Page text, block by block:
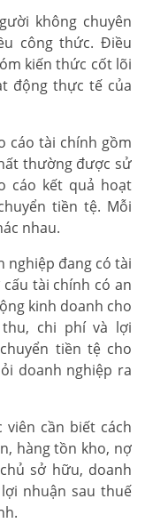
không chuyên
công thức. Điều
kiến thức cốt lõi
động thực tế của
cáo tài chính gồm
thường được sử
cáo kết quả hoạt
tiền tệ. Mỗi
nhau.
nghiệp đang có tài
tài chính có an
kinh doanh cho
chi phí và lợi
tiền tệ cho
doanh nghiệp ra
cần biết cách
hàng tồn kho, nợ
sở hữu, doanh
nhuận sau thuế